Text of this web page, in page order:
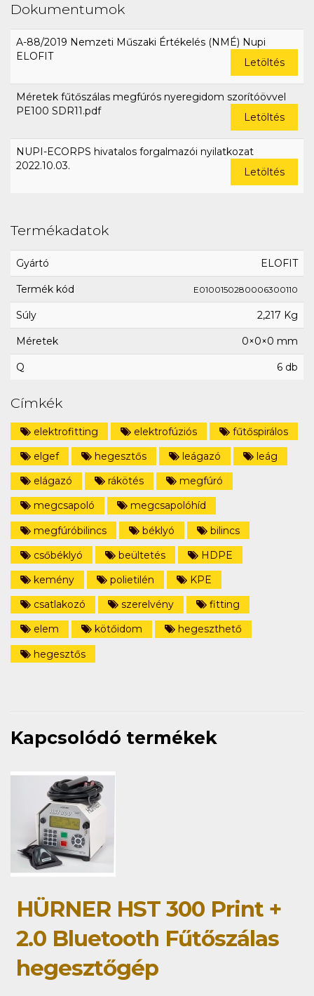
Dokumentumok
A-88/2019 Nemzeti Műszaki Értékelés (NMÉ) Nupi
ELOFIT
Letöltés
Méretek fűtőszálas megfúrós nyeregidom szorítóövvel
PE100 SDR11.pdf
Letöltés
NUPI-ECORPS hivatalos forgalmazói nyilatkozat
2022.10.03.
Letöltés
Termékadatok
Gyártó ELOFIT
Termék kód E0100150280006300110
Súly 2,217 Kg
Méretek 0×0×0 mm
Q 6 db
Címkék
elektrofitting elektrofúziós
fűtőspirálos
elgef
hegesztős leágazó
leág
elágazó
rákötés
megfúró
megcsapoló
megcsapolóhíd
megfúróbilincs
béklyó
bilincs
csőbéklyó
beültetés
HDPE
kemény
polietilén
KPE
csatlakozó
szerelvény
fitting
elem
kötőidom
hegeszthető
hegesztős
Kapcsolódó termékek
HÜRNER HST 300 Print +
2.0 Bluetooth Fűtőszálas
hegesztőgép